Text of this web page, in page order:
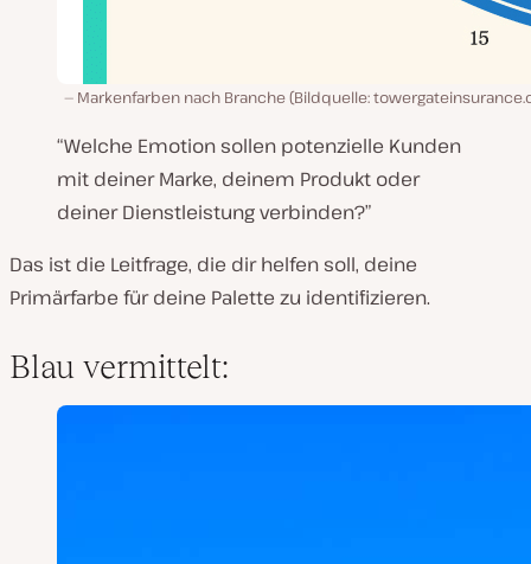
Markenfarben nach Branche (Bildquelle:
“Welche Emotion sollen potenzielle Kunden
mit deiner Marke, deinem Produkt oder
deiner Dienstleistung verbinden?”
Das ist die Leitfrage, die dir helfen soll, deine
Primärfarbe für deine Palette zu identifizieren.
Blau vermittelt: